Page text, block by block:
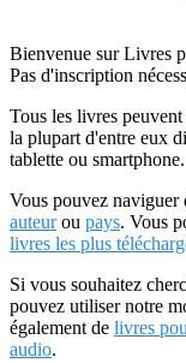
Bienvenue sur Livres
Pas d'inscription
Tous les livres
la plupart d'entre eux
tablette ou smartphone.
Vous pouvez naviguer
auteurou pays. Vous
livres les plus
Si vous souhaitez
pouvez utiliser notre
également de livres
audio.